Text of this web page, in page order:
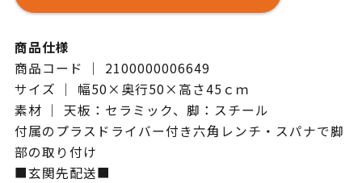
商品仕様
商品コード ｜ 2100000006649
サイズ ｜ 幅50×奥行50×高さ45ｃｍ
素材 ｜ 天板：セラミック、脚：スチール
付属のプラスドライバー付き六角レンチ・スパナで脚
部の取り付け
■玄関先配送■